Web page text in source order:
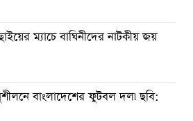
ম্যাচে বাঘিনীদের নাটকীয় জয়
বাংলাদেশের ফুটবল দল৷ ছবি: